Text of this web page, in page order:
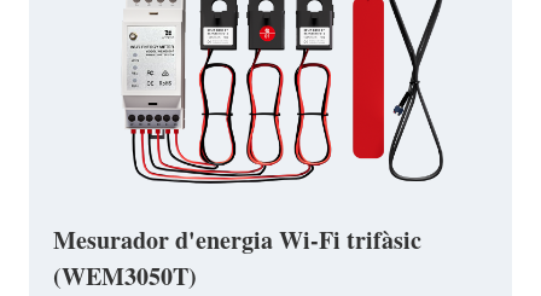
Mesurador d'energia Wi-Fi trifàsic
(WEM3050T)